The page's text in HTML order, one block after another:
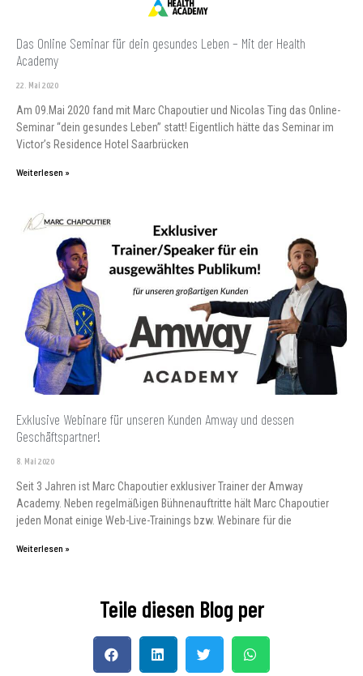
Das Online Seminar für dein gesundes Leben – Mit der Health
Academy
22. Mai 2020
Am 09.Mai 2020 fand mit Marc Chapoutier und Nicolas Ting das Online-
Seminar “dein gesundes Leben” statt! Eigentlich hätte das Seminar im
Victor’s Residence Hotel Saarbrücken
Weiterlesen »
Exklusive Webinare für unseren Kunden Amway und dessen
Geschäftspartner!
8. Mai 2020
Seit 3 Jahren ist Marc Chapoutier exklusiver Trainer der Amway
Academy. Neben regelmäßigen Bühnenauftritte hält Marc Chapoutier
jeden Monat einige Web-Live-Trainings bzw. Webinare für die
Weiterlesen »
Teile diesen Blog per